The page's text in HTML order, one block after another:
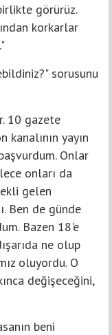
görürüz.
korkarlar
sorusunu
10 gazete
yayın
Onlar
onları da
gelen
Ben de günde
Bazen 18'e
ne olup
oluyordu. O
değişeceğini,
beni